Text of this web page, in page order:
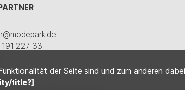
191 227 33
der Seite sind und zum anderen
title?]